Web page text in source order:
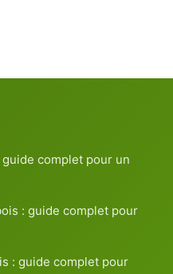
complet pour un
: guide complet pour
: guide complet pour